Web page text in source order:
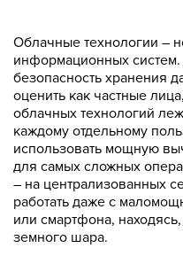
Облачные технологии –
информационных систем.
безопасность хранения
оценить как частные
облачных технологий
каждому отдельному
использовать мощную
для самых сложных
– на централизованных
работать даже с
или смартфона,
земного шара.